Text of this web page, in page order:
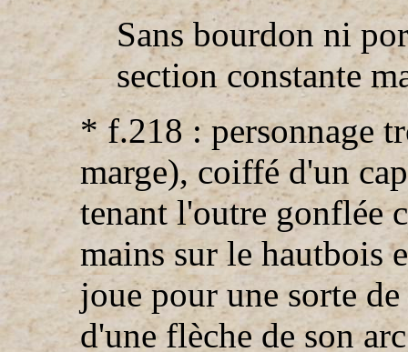
Sans bourdon ni
section constante
* f.218 : personnage
marge), coiffé d'un
tenant l'outre gonflée
mains sur le hautbois
joue pour une sorte
d'une flèche de son